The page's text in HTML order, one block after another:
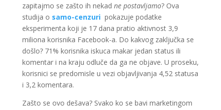
zapitajmo se zašto ih nekad ne postavljamo? Ova
studija o samo-cenzuripokazuje podatke
eksperimenta koji je 17 dana pratio aktivnost 3,9
miliona korisnika Facebook-a. Do kakvog zaključka se
došlo? 71% korisnika iskuca makar jedan status ili
komentar i na kraju odluče da ga ne objave. U proseku,
korisnici se predomisle u vezi objavljivanja 4,52 statusa
i 3,2 komentara.
Zašto se ovo dešava? Svako ko se bavi marketingom